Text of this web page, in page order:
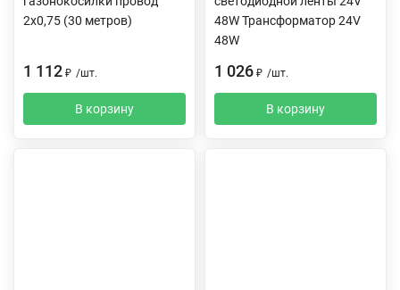
2х0,75 (30 метров)
1 112 ₽ /шт.
В корзину
48W Трансформатор 24V
48W
1 026 ₽ /шт.
В корзину